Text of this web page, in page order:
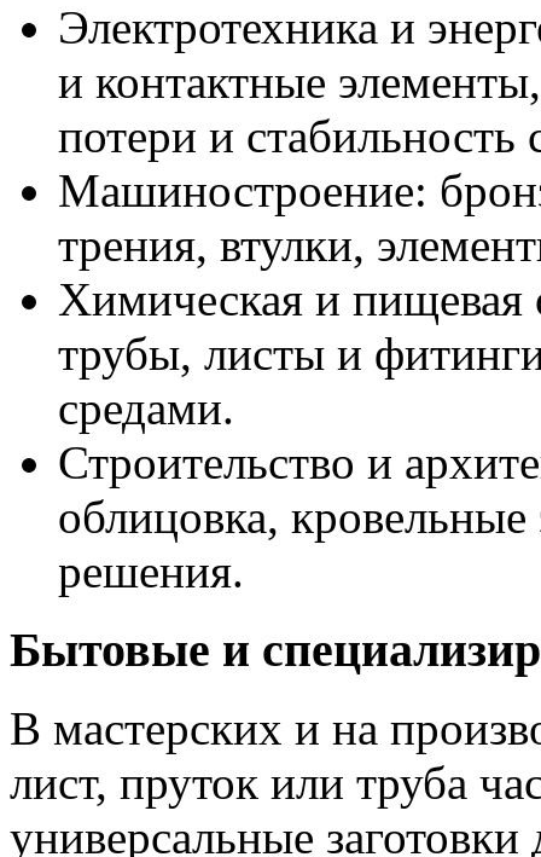
Электротехника и
и контактные
потери и стабильность
Машиностроение:
трения, втулки,
Химическая и пищевая
трубы, листы и
средами.
Строительство и
облицовка,
решения.
Бытовые и
В мастерских и на
лист, пруток или труба
универсальные